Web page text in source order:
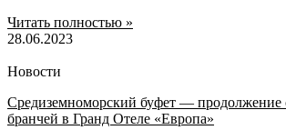
Читать полностью »
28.06.2023
Новости
Средиземноморский буфет —
бранчей в Гранд Отеле «Европа»